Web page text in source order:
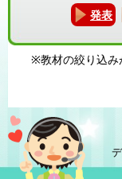
発表
※教材の絞り込み